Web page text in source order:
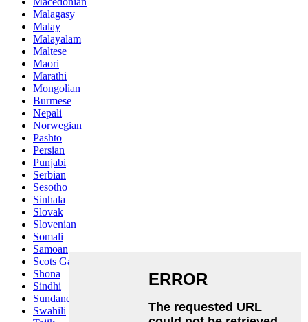
Malagasy
Malay
Malayalam
Maltese
Maori
Marathi
Mongolian
Burmese
Nepali
Norwegian
Pashto
Persian
Punjabi
Serbian
Sesotho
Sinhala
Slovak
Slovenian
Somali
Samoan
Scots Gaelic
Shona
Sindhi
Sundanese
Swahili